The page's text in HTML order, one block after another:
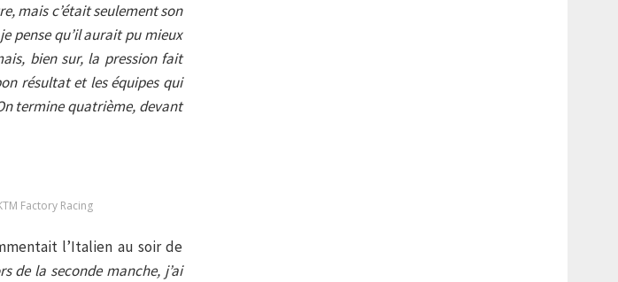
mais c’était seulement son
pense qu’il aurait pu mieux
bien sur, la pression fait
résultat et les équipes qui
termine quatrième, devant
Factory Racing
l’Italien au soir de
de la seconde manche, j’ai